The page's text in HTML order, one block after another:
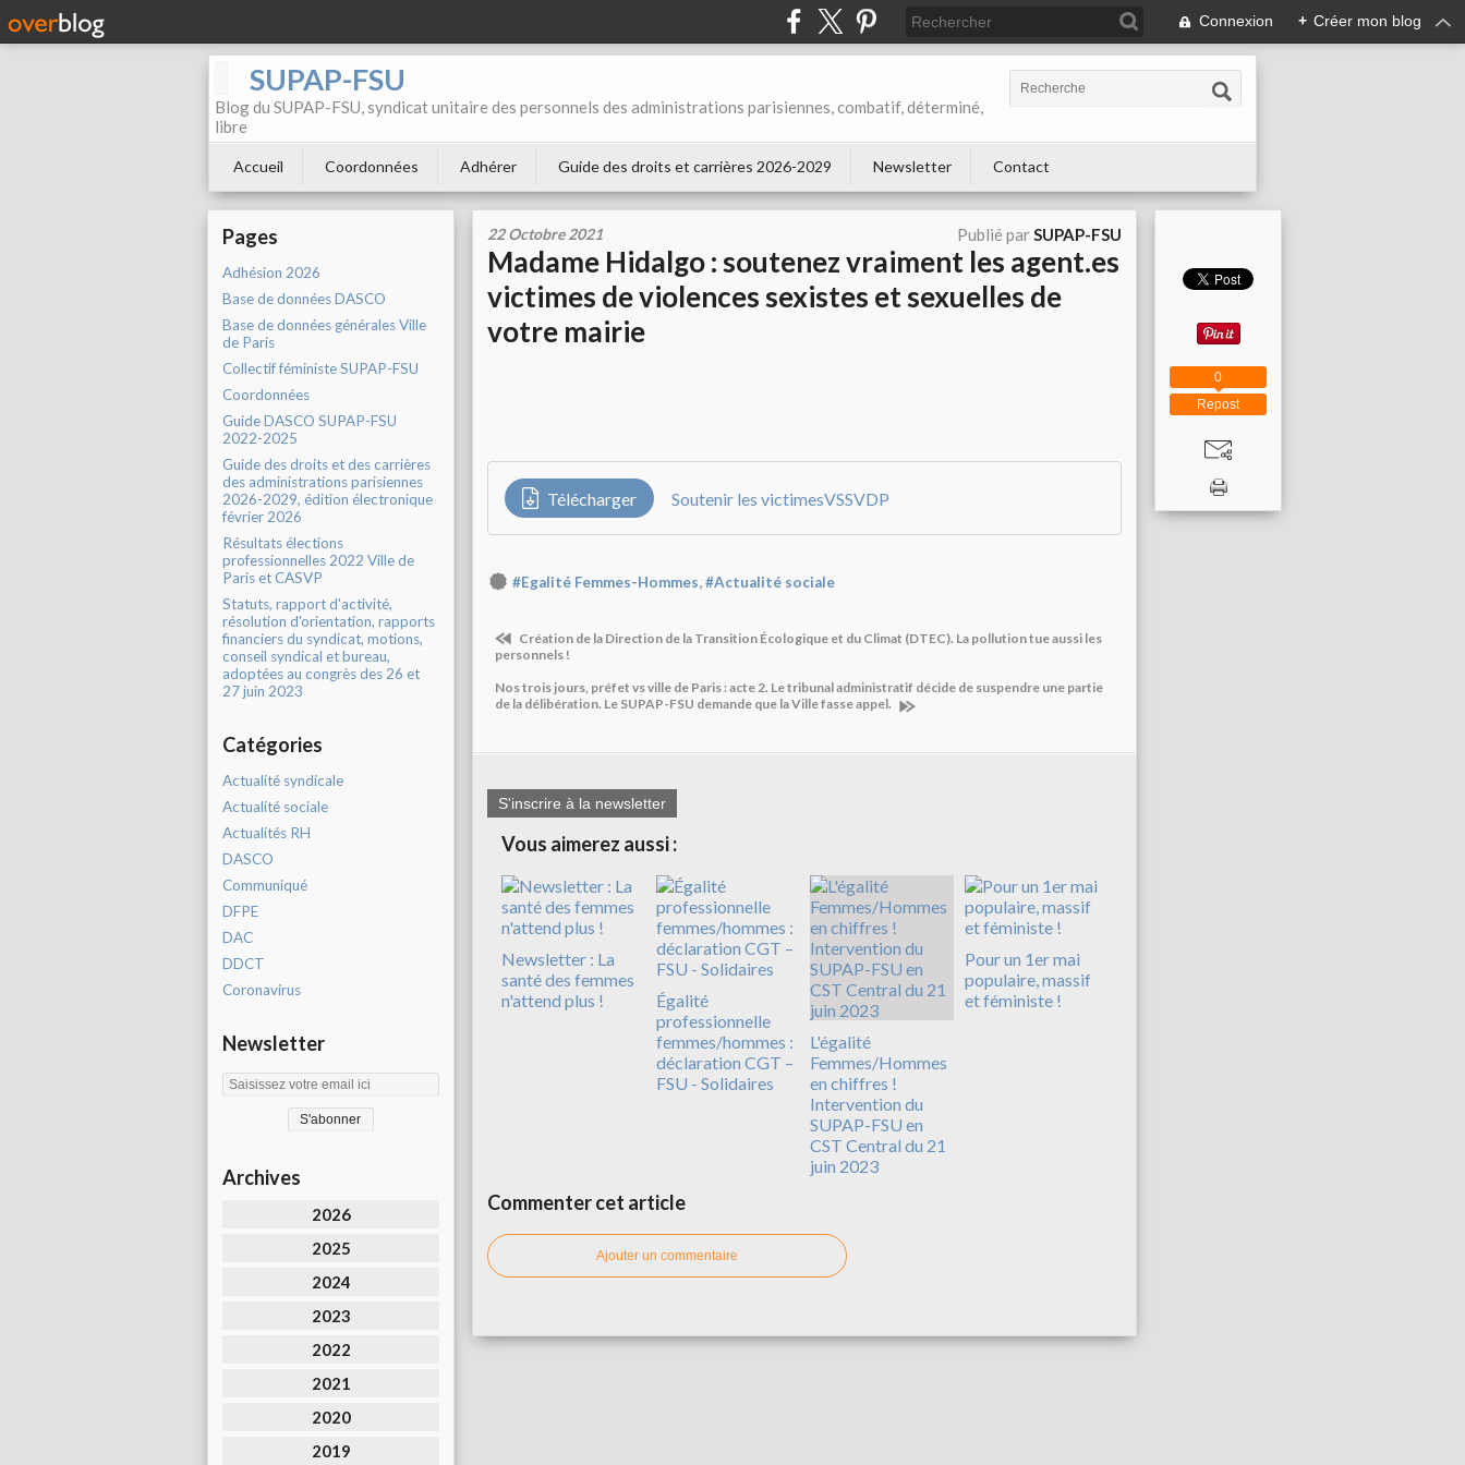
Connexion + Créer mon blog
SUPAP-FSU
Blog du SUPAP-FSU, syndicat unitaire des personnels des administrations parisiennes, combatif, déterminé,
libre
Accueil Coordonnées Adhérer Guide des droits et carrières 2026-2029 Newsletter Contact
Pages
Adhésion 2026
Base de données DASCO
Base de données générales Ville
de Paris
Collectif féministe SUPAP-FSU
Coordonnées
Guide DASCO SUPAP-FSU
2022-2025
Guide des droits et des carrières
des administrations parisiennes
2026-2029, édition électronique
février 2026
Résultats élections
professionnelles 2022 Ville de
Paris et CASVP
Statuts, rapport d'activité,
résolution d'orientation, rapports
financiers du syndicat, motions,
conseil syndical et bureau,
adoptées au congrès des 26 et
27 juin 2023
Catégories
Actualité syndicale
Actualité sociale
Actualités RH
DASCO
Communiqué
DFPE
DAC
DDCT
Coronavirus
Newsletter
Archives
2026
2025
2024
2023
2022
2021
2020
2019
22 Octobre 2021 Publié parSUPAP-FSU
Madame Hidalgo : soutenez vraiment les agent.es
victimes de violences sexistes et sexuelles de
votre mairie
Télécharger Soutenir les victimesVSSVDP
#Egalité Femmes-Hommes,#Actualité sociale
Création de la Direction de la Transition Écologique et du Climat (DTEC). La pollution tue aussi les
personnels !
Nos trois jours, préfet vs ville de Paris : acte 2. Le tribunal administratif décide de suspendre une partie
de la délibération. Le SUPAP-FSU demande que la Ville fasse appel.
S'inscrire à la newsletter
Vous aimerez aussi :
Newsletter : La
santé des femmes
n'attend plus !
Égalité
professionnelle
femmes/hommes :
déclaration CGT –
FSU - Solidaires
L'égalité
Femmes/Hommes
en chiffres !
Intervention du
SUPAP-FSU en
CST Central du 21
juin 2023
Pour un 1er mai
populaire, massif
et féministe !
Commenter cet article
Ajouter un commentaire
Repost
0